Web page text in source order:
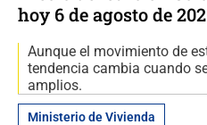
hoy 6 de agosto de
Aunque el movimiento de
tendencia cambia cuando
amplios.
Ministerio de Vivienda